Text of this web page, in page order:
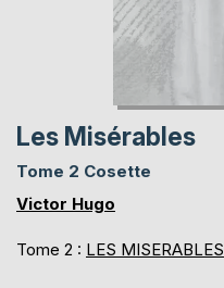
Les Misérables
Tome 2 Cosette
Victor Hugo
Tome 2 : LES MISERABLES